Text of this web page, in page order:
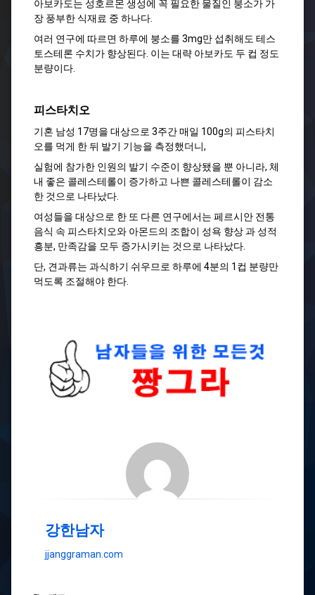
아보카도는 성호르몬 생성에 꼭 필요한 물질인 붕소가 가
장 풍부한 식재료 중 하나다.
여러 연구에 따르면 하루에 붕소를 3mg만 섭취해도 테스
토스테론 수치가 향상된다. 이는 대략 아보카도 두 컵 정도
분량이다.​
피스타치오
기혼 남성 17명을 대상으로 3주간 매일 100g의 피스타치
오를 먹게 한 뒤 발기 기능을 측정했더니,
실험에 참가한 인원의 발기 수준이 향상됐을 뿐 아니라, 체
내 좋은 콜레스테롤이 증가하고 나쁜 콜레스테롤이 감소
한 것으로 나타났다.
여성들을 대상으로 한 또 다른 연구에서는 페르시안 전통
음식 속 피스타치오와 아몬드의 조합이 성욕 향상 과 성적
흥분, 만족감을 모두 증가시키는 것으로 나타났다.
단, 견과류는 과식하기 쉬우므로 하루에 4분의 1컵 분량만
먹도록 조절해야 한다.
강한남자
jjanggraman.com